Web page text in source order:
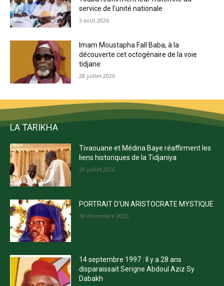
service de l’unité nationale
3 août 2026
Imam Moustapha Fall Baba, à la
découverte cet octogénaire de la voie
tidjane.
28 juillet 2026
LA TARIKHA
Tivaouane et Médina Baye réaffirment les
liens historiques de la Tidjaniya
20 juillet 2026
PORTRAIT D’UN ARISTOCRATE MYSTIQUE
30 décembre 2025
14 septembre 1997 : Il y a 28 ans
disparaissait Serigne Abdoul Aziz Sy
Dabakh